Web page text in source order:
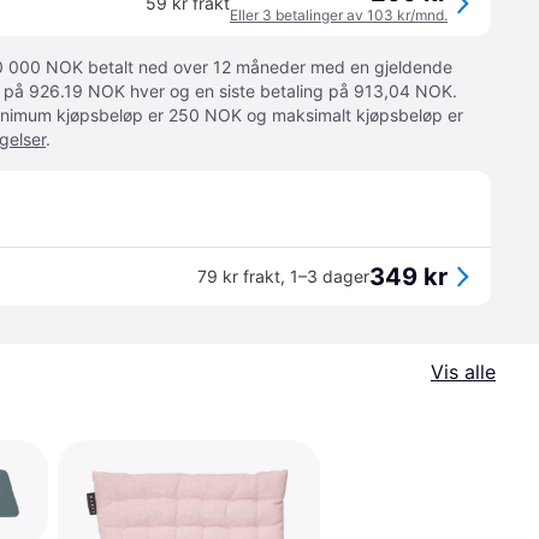
Eller 3 betalinger av 103 kr/mnd.
000 NOK betalt ned over 12 måneder med en gjeldende
926.19 NOK hver og en siste betaling på 913,04 NOK.
kjøpsbeløp er 250 NOK og maksimalt kjøpsbeløp er
.
79 kr frakt, 1–3 dager349 kr
Vis alle